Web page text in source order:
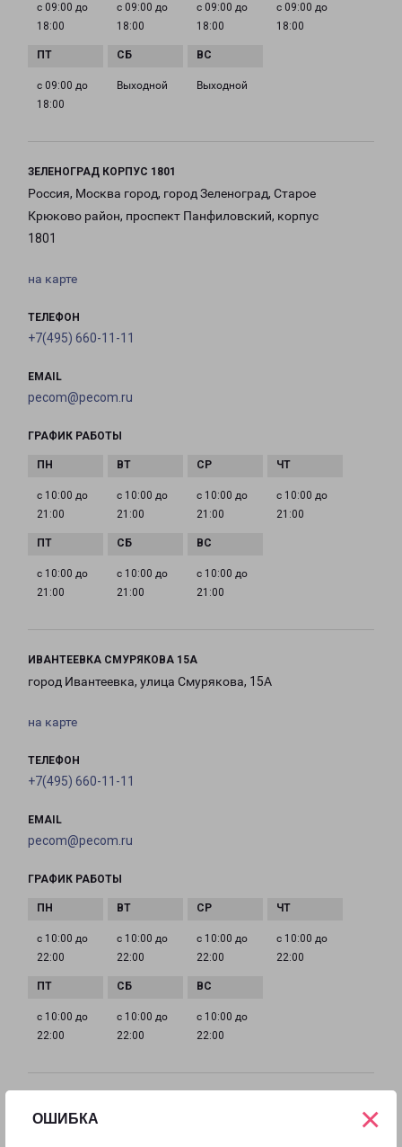
ОШИБКА ×
с 09:00 до
18:00
с 09:00 до
18:00
с 09:00 до
18:00
с 09:00 до
18:00
с 09:00 до
18:00
Выходной Выходной
ЗЕЛЕНОГРАД КОРПУС 1801
Россия, Москва город, город Зеленоград, Старое
Крюково район, проспект Панфиловский, корпус
1801
на карте
ТЕЛЕФОН
+7(495) 660-11-11
EMAIL
pecom@pecom.ru
ГРАФИК РАБОТЫ
с 10:00 до
21:00
с 10:00 до
21:00
с 10:00 до
21:00
с 10:00 до
21:00
с 10:00 до
21:00
с 10:00 до
21:00
с 10:00 до
21:00
ИВАНТЕЕВКА СМУРЯКОВА 15А
город Ивантеевка, улица Смурякова, 15А
на карте
ТЕЛЕФОН
+7(495) 660-11-11
EMAIL
pecom@pecom.ru
ГРАФИК РАБОТЫ
с 10:00 до
22:00
с 10:00 до
22:00
с 10:00 до
22:00
с 10:00 до
22:00
с 10:00 до
22:00
с 10:00 до
22:00
с 10:00 до
22:00
Московская область, улица Московская, 9